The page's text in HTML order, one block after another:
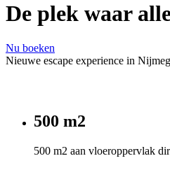
De plek waar
Nu boeken
Nieuwe escape experience in
500 m2
500 m2 aan vloeroppervlak